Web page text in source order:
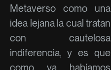
Metaverso como una
idea lejana la cual tratan
con cautelosa
indiferencia, y es que
como ya habíamos